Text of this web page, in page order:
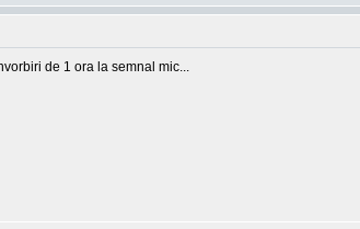
de 1 ora la semnal mic...